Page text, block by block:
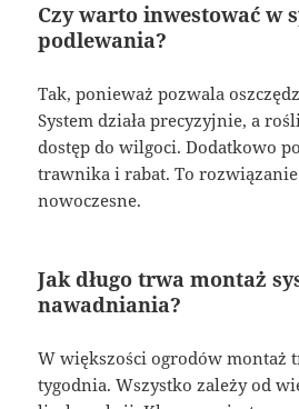
Czy warto inwestować w
podlewania?
Tak, ponieważ pozwala
System działa precyzyjnie, a
dostęp do wilgoci. Dodatkowo
trawnika i rabat. To
nowoczesne.
Jak długo trwa montaż
nawadniania?
W większości ogrodów montaż
tygodnia. Wszystko zależy od